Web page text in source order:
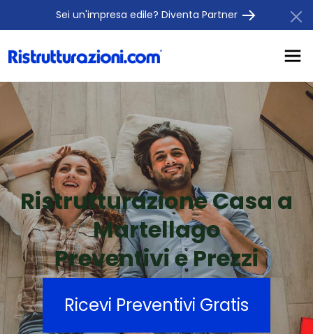
Sei un'impresa edile? Diventa Partner
Ristrutturazione Casa a
Martellago
Preventivi e Prezzi
Ricevi Preventivi Gratis